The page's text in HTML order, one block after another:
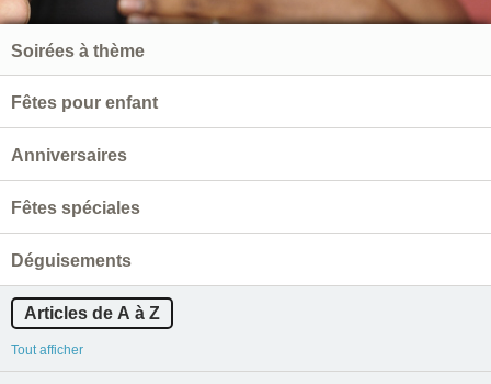
Soirées à thème
Fêtes pour enfant
Anniversaires
Fêtes spéciales
Déguisements
Articles de A à Z
Tout afficher